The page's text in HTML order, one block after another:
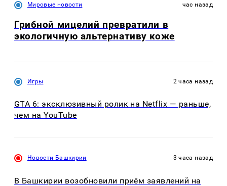
Мировые новости час назад
Грибной мицелий превратили в
экологичную альтернативу коже
Игры 2 часа назад
GTA 6: эксклюзивный ролик на Netflix — раньше,
чем на YouTube
Новости Башкирии 3 часа назад
В Башкирии возобновили приём заявлений на